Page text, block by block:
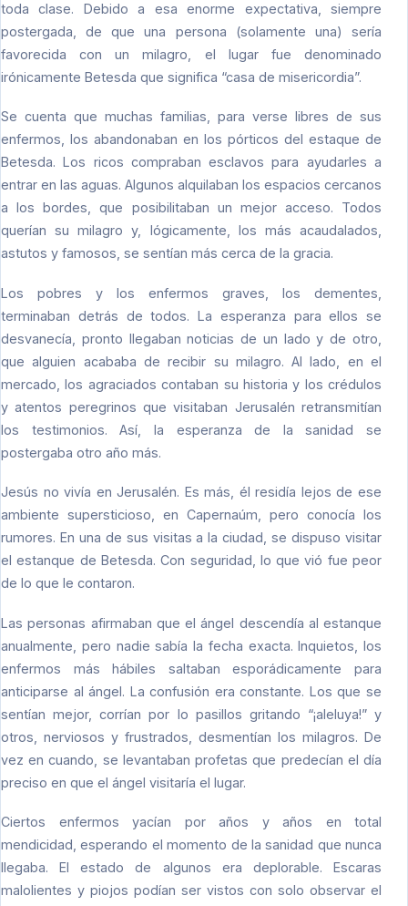
toda clase. Debido a esa enorme expectativa, siempre
postergada, de que una persona (solamente una) sería
favorecida con un milagro, el lugar fue denominado
irónicamente Betesda que significa “casa de misericordia”.
Se cuenta que muchas familias, para verse libres de sus
enfermos, los abandonaban en los pórticos del estaque de
Betesda. Los ricos compraban esclavos para ayudarles a
entrar en las aguas. Algunos alquilaban los espacios cercanos
a los bordes, que posibilitaban un mejor acceso. Todos
querían su milagro y, lógicamente, los más acaudalados,
astutos y famosos, se sentían más cerca de la gracia.
Los pobres y los enfermos graves, los dementes,
terminaban detrás de todos. La esperanza para ellos se
desvanecía, pronto llegaban noticias de un lado y de otro,
que alguien acababa de recibir su milagro. Al lado, en el
mercado, los agraciados contaban su historia y los crédulos
y atentos peregrinos que visitaban Jerusalén retransmitían
los testimonios. Así, la esperanza de la sanidad se
postergaba otro año más.
Jesús no vivía en Jerusalén. Es más, él residía lejos de ese
ambiente supersticioso, en Capernaúm, pero conocía los
rumores. En una de sus visitas a la ciudad, se dispuso visitar
el estanque de Betesda. Con seguridad, lo que vió fue peor
de lo que le contaron.
Las personas afirmaban que el ángel descendía al estanque
anualmente, pero nadie sabía la fecha exacta. Inquietos, los
enfermos más hábiles saltaban esporádicamente para
anticiparse al ángel. La confusión era constante. Los que se
sentían mejor, corrían por lo pasillos gritando “¡aleluya!” y
otros, nerviosos y frustrados, desmentían los milagros. De
vez en cuando, se levantaban profetas que predecían el día
preciso en que el ángel visitaría el lugar.
Ciertos enfermos yacían por años y años en total
mendicidad, esperando el momento de la sanidad que nunca
llegaba. El estado de algunos era deplorable. Escaras
malolientes y piojos podían ser vistos con solo observar el